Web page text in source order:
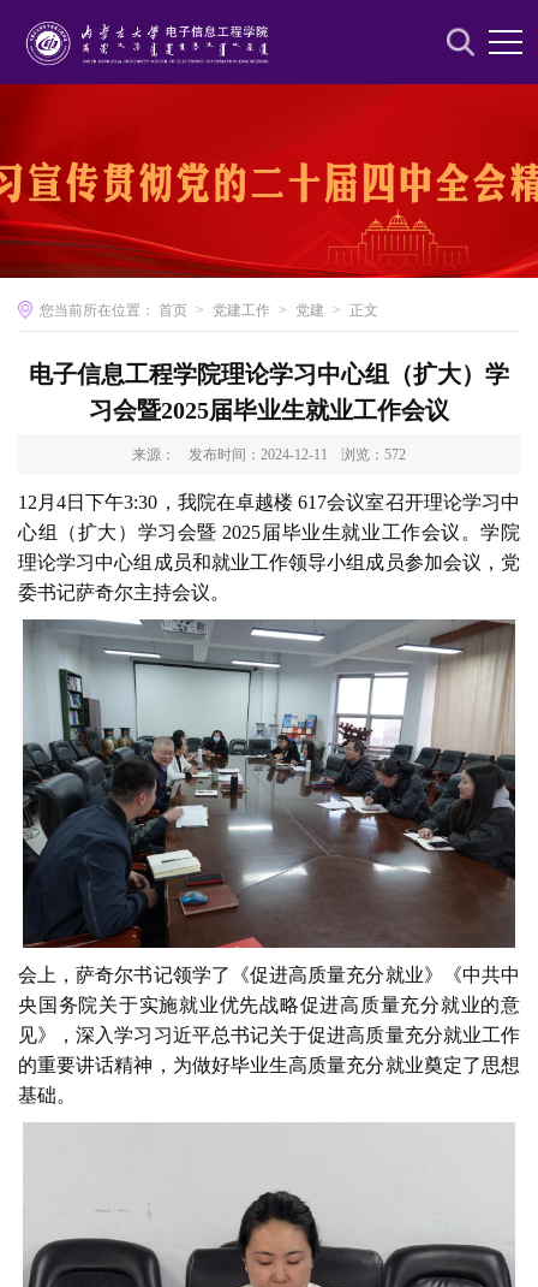
您当前所在位置： 首页 > 党建工作 > 党建 > 正文
电子信息工程学院理论学习中心组（扩大）学
习会暨2025届毕业生就业工作会议
来源： 发布时间：2024-12-11 浏览： 572
12月4日下午3:30，我院在卓越楼 617会议室召开理论学习中
心组（扩大）学习会暨 2025届毕业生就业工作会议。学院
理论学习中心组成员和就业工作领导小组成员参加会议，党
委书记萨奇尔主持会议。
会上，萨奇尔书记领学了《促进高质量充分就业》《中共中
央国务院关于实施就业优先战略促进高质量充分就业的意
见》，深入学习习近平总书记关于促进高质量充分就业工作
的重要讲话精神，为做好毕业生高质量充分就业奠定了思想
基础。